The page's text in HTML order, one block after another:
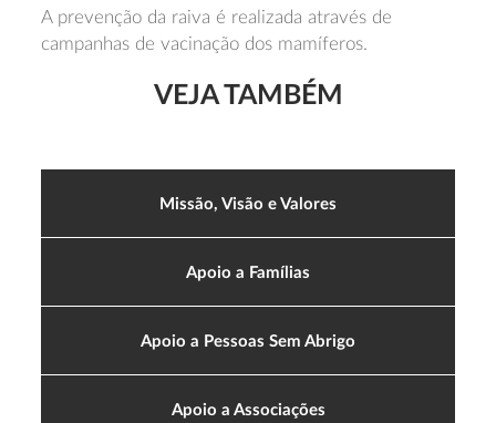
A prevenção da raiva é realizada através de
campanhas de vacinação dos mamíferos.
VEJA TAMBÉM
Missão, Visão e Valores
Apoio a Famílias
Apoio a Pessoas Sem Abrigo
Apoio a Associações